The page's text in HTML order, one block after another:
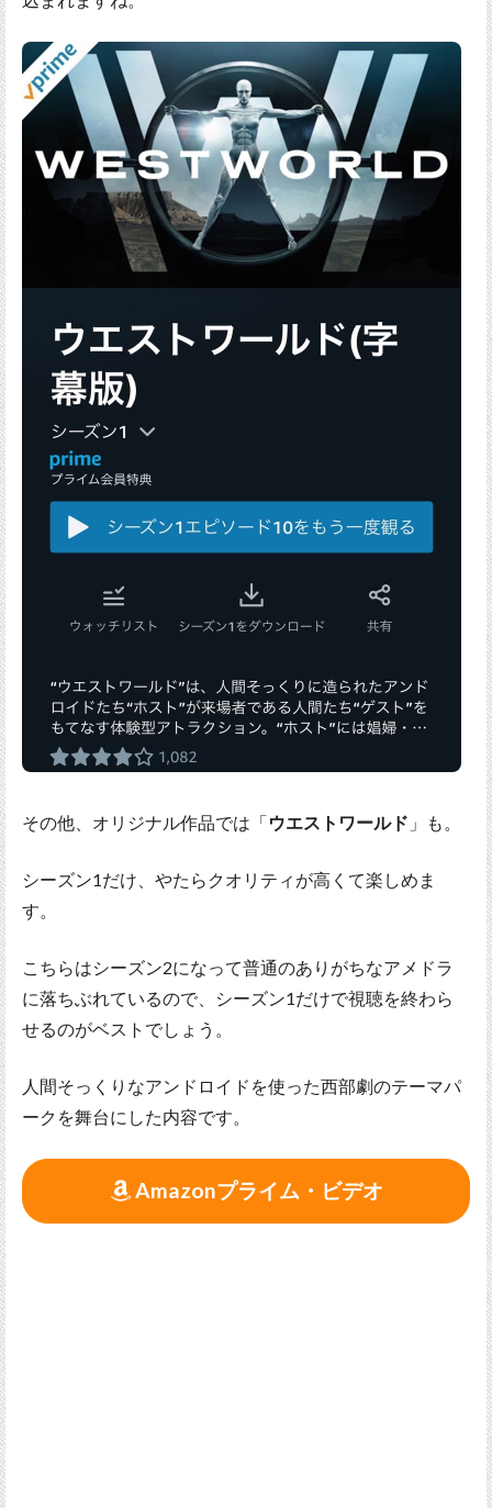
その他、オリジナル作品では「ウエストワールド 」も。
シーズン1だけ、やたらクオリティが高くて楽しめま
す。
こちらはシーズン2になって普通のありがちなアメドラ
に落ちぶれているので、シーズン1だけで視聴を終わら
せるのがベストでしょう。
人間そっくりなアンドロイドを使った西部劇のテーマパ
ークを舞台にした内容です。
Amazonプライム・ビデオ